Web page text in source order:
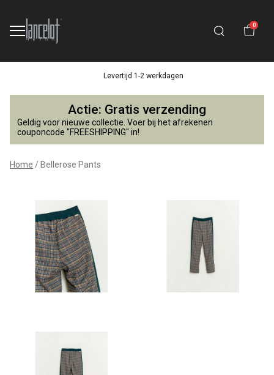
0
Levertijd 1-2 werkdagen
Bellerose
Pants
Lancelot
Kids
Actie: Gratis verzending
Geldig voor nieuwe collectie. Voer bij het afrekenen
couponcode "FREESHIPPING" in!
Home Bellerose Pants